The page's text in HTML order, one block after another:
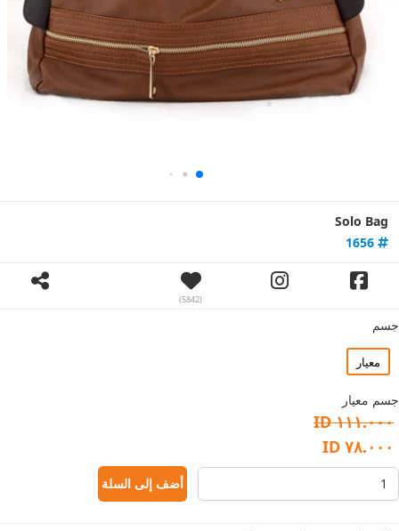
Solo Bag
(5842)
جسم
معيار
جسم معيار
١١١.٠٠٠ ID
٧٨.٠٠٠ ID
أضف إلى السلة